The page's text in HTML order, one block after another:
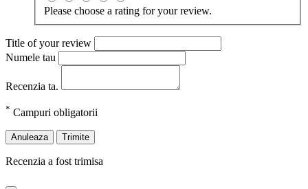
Please choose a rating for your review.
Title of your review
Numele tau
Recenzia ta.
* Campuri obligatorii
Anuleaza Trimite
Recenzia a fost trimisa